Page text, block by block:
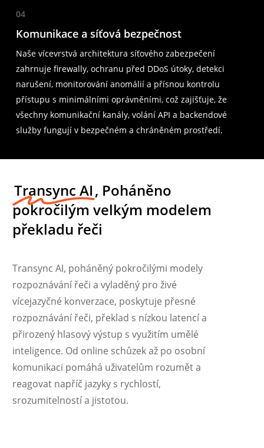
04
Komunikace a síťová bezpečnost
Naše vícevrstvá architektura síťového zabezpečení
zahrnuje firewally, ochranu před DDoS útoky, detekci
narušení, monitorování anomálií a přísnou kontrolu
přístupu s minimálními oprávněními, což zajišťuje, že
všechny komunikační kanály, volání API a backendové
služby fungují v bezpečném a chráněném prostředí.
Transync AI, Poháněno
pokročilým velkým modelem
překladu řeči
Transync AI, poháněný pokročilými modely
rozpoznávání řeči a vyladěný pro živé
vícejazyčné konverzace, poskytuje přesné
rozpoznávání řeči, překlad s nízkou latencí a
přirozený hlasový výstup s využitím umělé
inteligence. Od online schůzek až po osobní
komunikaci pomáhá uživatelům rozumět a
reagovat napříč jazyky s rychlostí,
srozumitelností a jistotou.
Українська